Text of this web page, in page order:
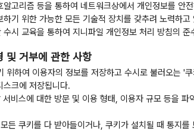
고리즘 등을 통하여 네트워크상에서 개인정보를
기 위한 가능한 모든 기술적 장치를 갖추려 노력하
시 교육을 통하여 지니파일 개인정보 처리 방침의
및 거부에 관한 사항
위하여 이용자의 정보를 저장하고 수시로 불러오
크에 저장됩니다.
비스에 대한 방문 및 이용 형태, 이용자 규모 등을
쿠키를 다 받아들이거나, 쿠키가 설치될 때 통지